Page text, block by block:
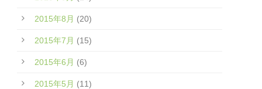
2015年8月 (20)
2015年7月 (15)
2015年6月 (6)
2015年5月 (11)